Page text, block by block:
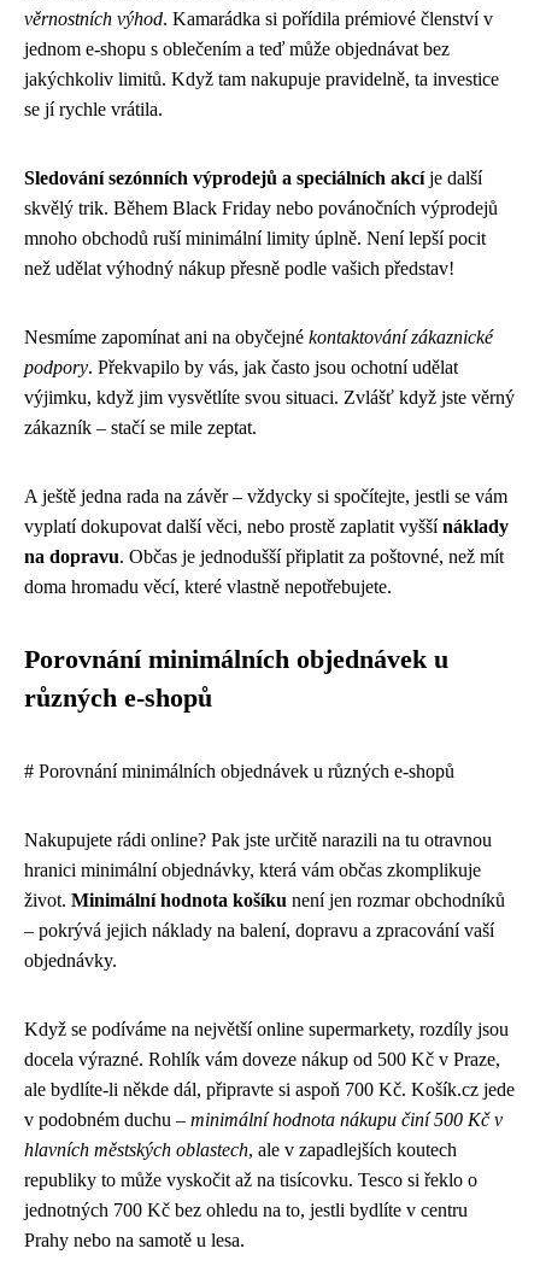
věrnostních výhod. Kamarádka si pořídila prémiové členství v
jednom e-shopu s oblečením a teď může objednávat bez
jakýchkoliv limitů. Když tam nakupuje pravidelně, ta investice
se jí rychle vrátila.
Sledování sezónních výprodejů a speciálních akcíje další
skvělý trik. Během Black Friday nebo povánočních výprodejů
mnoho obchodů ruší minimální limity úplně. Není lepší pocit
než udělat výhodný nákup přesně podle vašich představ!
Nesmíme zapomínat ani na obyčejné kontaktování zákaznické
podpory. Překvapilo by vás, jak často jsou ochotní udělat
výjimku, když jim vysvětlíte svou situaci. Zvlášť když jste věrný
zákazník – stačí se mile zeptat.
A ještě jedna rada na závěr – vždycky si spočítejte, jestli se vám
vyplatí dokupovat další věci, nebo prostě zaplatit vyššínáklady
na dopravu. Občas je jednodušší připlatit za poštovné, než mít
doma hromadu věcí, které vlastně nepotřebujete.
Porovnání minimálních objednávek u
různých e-shopů
# Porovnání minimálních objednávek u různých e-shopů
Nakupujete rádi online? Pak jste určitě narazili na tu otravnou
hranici minimální objednávky, která vám občas zkomplikuje
život. Minimální hodnota košíku není jen rozmar obchodníků
– pokrývá jejich náklady na balení, dopravu a zpracování vaší
objednávky.
Když se podíváme na největší online supermarkety, rozdíly jsou
docela výrazné. Rohlík vám doveze nákup od 500 Kč v Praze,
ale bydlíte-li někde dál, připravte si aspoň 700 Kč. Košík.cz jede
v podobném duchu – minimální hodnota nákupu činí 500 Kč v
hlavních městských oblastech, ale v zapadlejších koutech
republiky to může vyskočit až na tisícovku. Tesco si řeklo o
jednotných 700 Kč bez ohledu na to, jestli bydlíte v centru
Prahy nebo na samotě u lesa.